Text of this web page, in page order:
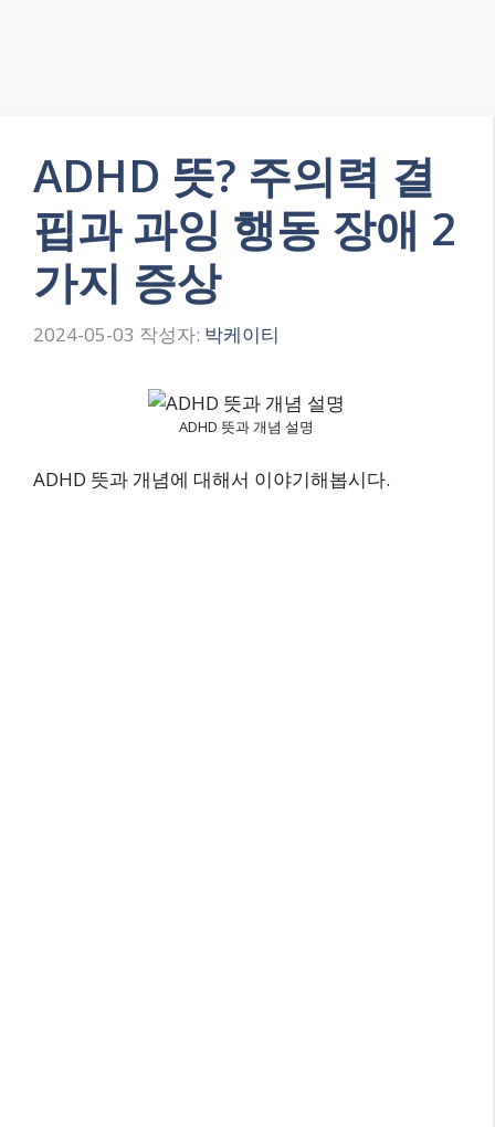
ADHD 뜻? 주의력 결
핍과 과잉 행동 장애 2
가지 증상
2024-05-03 작성자: 박케이티
ADHD 뜻과 개념 설명
ADHD 뜻과 개념에 대해서 이야기해봅시다.